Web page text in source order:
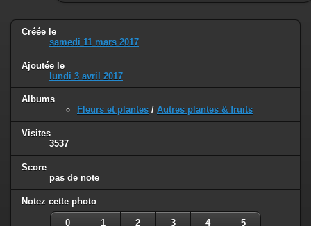
Créée le
samedi 11 mars 2017
Ajoutée le
lundi 3 avril 2017
Albums
Fleurs et plantes / Autres plantes & fruits
Visites
3537
Score
pas de note
Notez cette photo
0 1 2 3 4 5